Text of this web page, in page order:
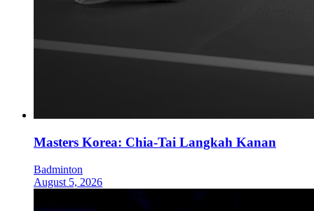
Masters Korea: Chia-Tai Langkah Kanan
Badminton
August 5, 2026